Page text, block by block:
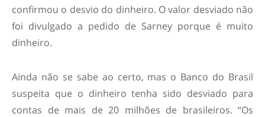
confirmou o desvio do dinheiro. O valor desviado não
foi divulgado a pedido de Sarney porque é muito
dinheiro.
Ainda não se sabe ao certo, mas o Banco do Brasil
suspeita que o dinheiro tenha sido desviado para
contas de mais de 20 milhões de brasileiros. “Os